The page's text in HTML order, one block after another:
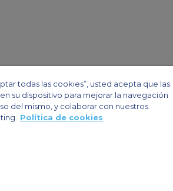
todas las cookies”, usted acepta que las
su dispositivo para mejorar la navegación
del mismo, y colaborar con nuestros
Política de cookies